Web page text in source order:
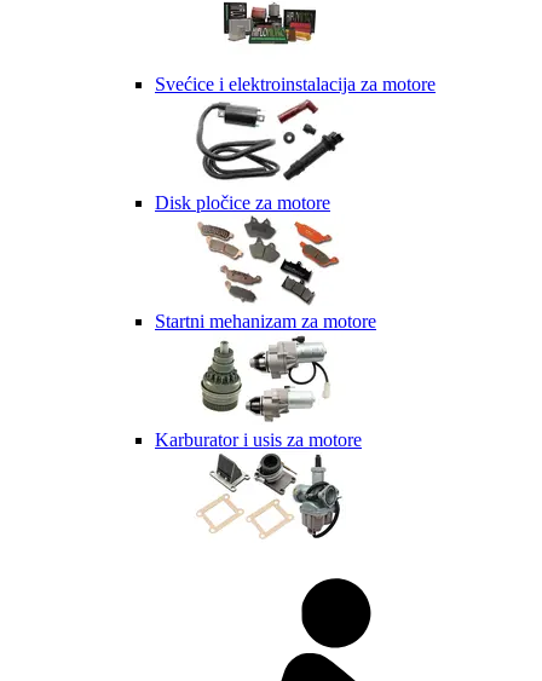
Svećice i elektroinstalacija za motore
Disk pločice za motore
Startni mehanizam za motore
Karburator i usis za motore